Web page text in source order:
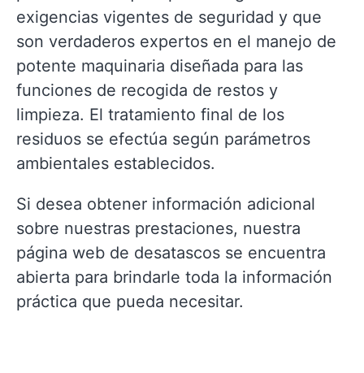
exigencias vigentes de seguridad y que
son verdaderos expertos en el manejo de
potente maquinaria diseñada para las
funciones de recogida de restos y
limpieza. El tratamiento final de los
residuos se efectúa según parámetros
ambientales establecidos.
Si desea obtener información adicional
sobre nuestras prestaciones, nuestra
página web de desatascos se encuentra
abierta para brindarle toda la información
práctica que pueda necesitar.